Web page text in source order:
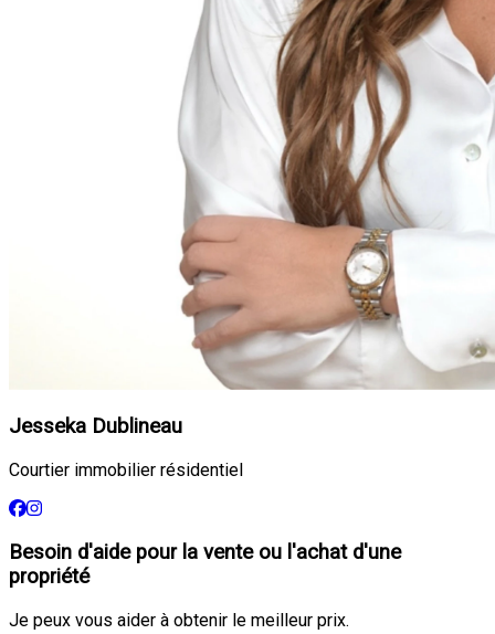
Jesseka Dublineau
Courtier immobilier résidentiel
Besoin d'aide pour la vente ou l'achat d'une
propriété
Je peux vous aider à obtenir le meilleur prix.